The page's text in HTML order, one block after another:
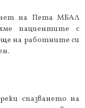
на Пета МБАЛ
пациентите с
на работните си
спазването на